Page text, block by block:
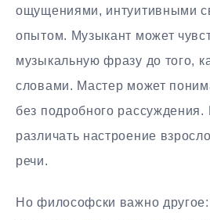
ощущениями, интуитивными
опытом. Музыкант может
музыкальную фразу до того,
словами. Мастер может
без подробного рассуждения.
различать настроение
речи.
Но философски важно